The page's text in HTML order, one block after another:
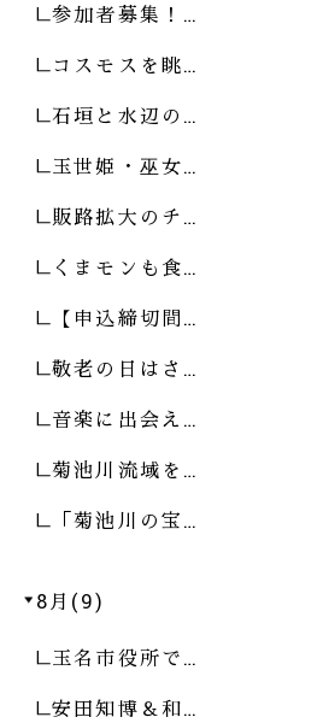
参加者募集！…
コスモスを眺…
石垣と水辺の…
玉世姫・巫女…
販路拡大のチ…
くまモンも食…
【申込締切間…
敬老の日はさ…
音楽に出会え…
菊池川流域を…
「菊池川の宝…
8月(9)
玉名市役所で…
安田知博＆和…